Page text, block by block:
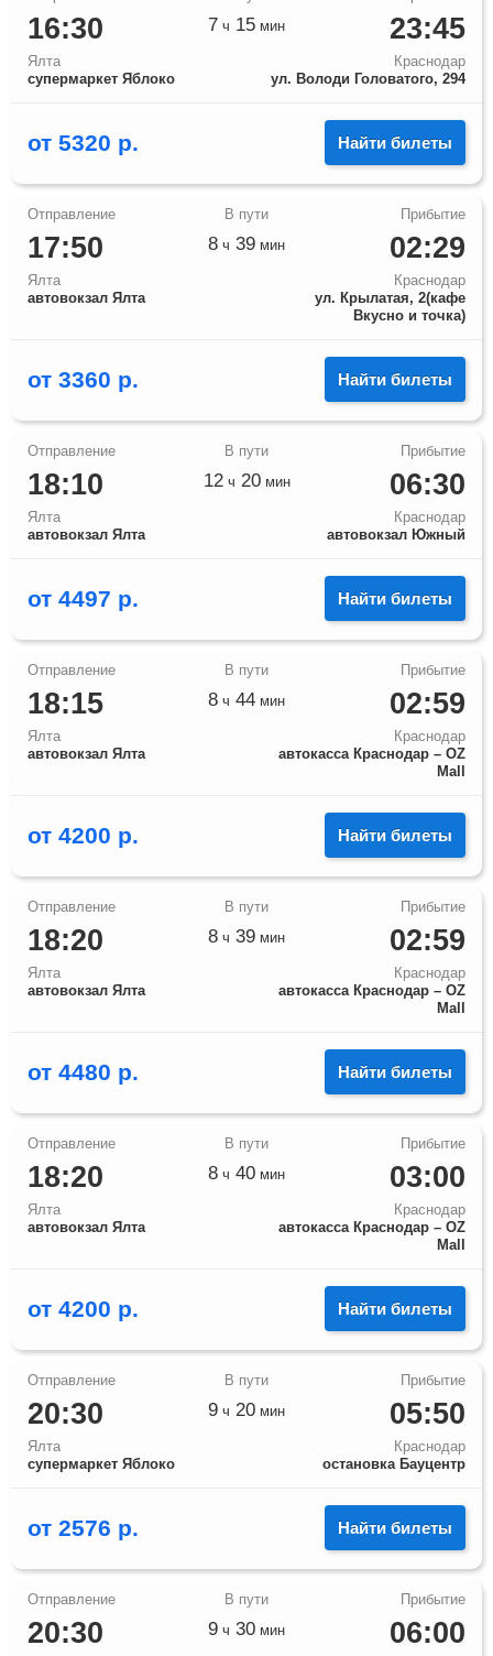
16:30
Ялта
супермаркет Яблоко
23:45
Краснодар
ул. Володи Головатого, 294
7 ч 15 мин
от 5320 р. Найти билеты
17:50
Ялта
автовокзал Ялта
02:29
Краснодар
ул. Крылатая, 2(кафе
Вкусно и точка)
8 ч 39 мин
от 3360 р. Найти билеты
18:10
Ялта
автовокзал Ялта
06:30
Краснодар
автовокзал Южный
12ч 20мин
от 4497 р. Найти билеты
18:15
Ялта
автовокзал Ялта
02:59
Краснодар
автокасса Краснодар – OZ
Mall
8 ч 44 мин
от 4200 р. Найти билеты
18:20
Ялта
автовокзал Ялта
02:59
Краснодар
автокасса Краснодар – OZ
Mall
8 ч 39 мин
от 4480 р. Найти билеты
18:20
Ялта
автовокзал Ялта
03:00
Краснодар
автокасса Краснодар – OZ
Mall
8 ч 40 мин
от 4200 р. Найти билеты
20:30
Ялта
супермаркет Яблоко
05:50
Краснодар
остановка Бауцентр
9 ч 20 мин
от 2576 р. Найти билеты
20:30 06:00
9 ч 30 мин